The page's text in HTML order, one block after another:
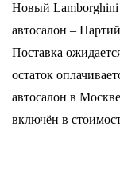
Новый Lamborghini
автосалон –
Поставка
остаток
автосалон в
включён в